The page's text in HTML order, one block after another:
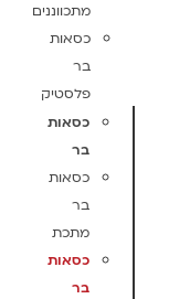
מתכווננים
כסאות
בר
פלסטיק
כסאות
בר
כסאות
בר
מתכת
כסאות
בר